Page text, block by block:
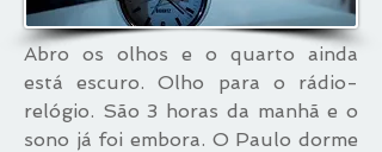
Abro os olhos e o quarto ainda
está escuro. Olho para o rádio-
relógio. São 3 horas da manhã e o
sono já foi embora. O Paulo dorme